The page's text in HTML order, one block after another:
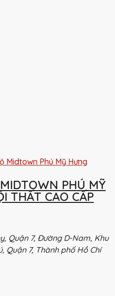
Midtown Phú Mỹ Hưng
PHÚ MỸ
THẤT CAO CẤP
Quận 7, Đường D-Nam, Khu
Quận 7, Thành phố Hồ Chí